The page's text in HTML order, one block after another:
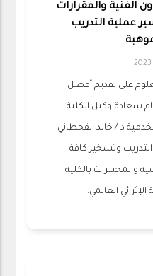
الفنية والمقرارات
عملية التدريب
على تقديم أفضل
سعادة وكيل الكلية
د / خالد القحطاني
وتسخير كافة
والمختبرات بالكلية
العالمي.